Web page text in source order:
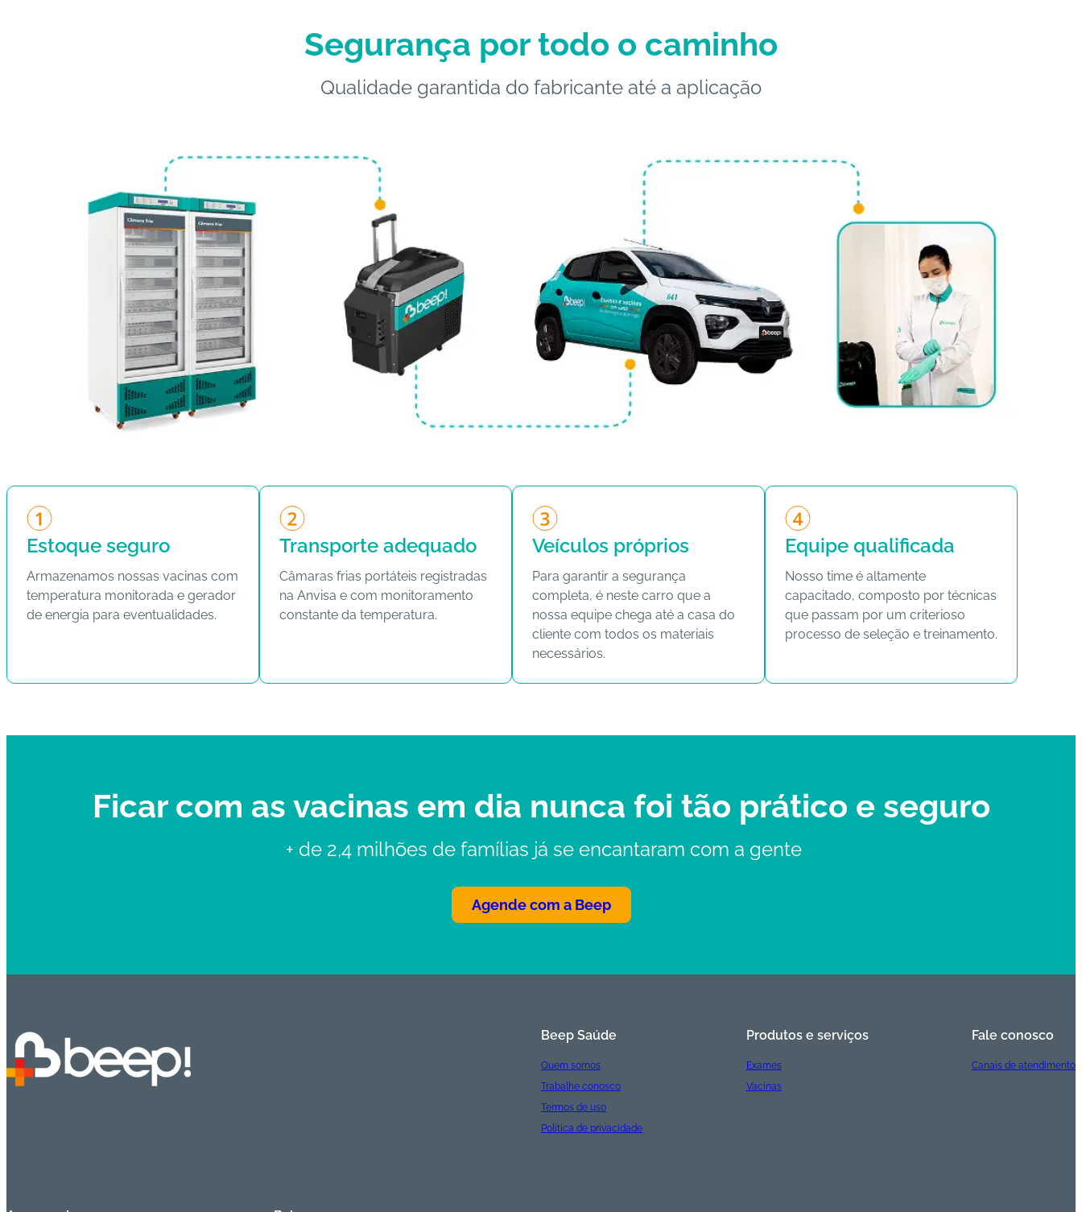
Segurança por todo o caminho
Qualidade garantida do fabricante até a aplicação
Estoque seguro
Armazenamos nossas vacinas com
temperatura monitorada e gerador
de energia para eventualidades.
Transporte adequado
Câmaras frias portáteis registradas
na Anvisa e com monitoramento
constante da temperatura.
Veículos próprios
Para garantir a segurança
completa, é neste carro que a
nossa equipe chega até a casa do
cliente com todos os materiais
necessários.
Equipe qualificada
Nosso time é altamente
capacitado, composto por técnicas
que passam por um criterioso
processo de seleção e treinamento.
Ficar com as vacinas em dia nunca foi tão prático e seguro
+ de 2,4 milhões de famílias já se encantaram com a gente
Agende com a Beep
Beep Saúde
Quem somos
Trabalhe conosco
Termos de uso
Política de privacidade
Produtos e serviços
Exames
Vacinas
Fale conosco
Canais de atendimento